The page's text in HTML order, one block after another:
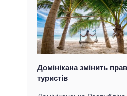
Домінікана змінить
туристів